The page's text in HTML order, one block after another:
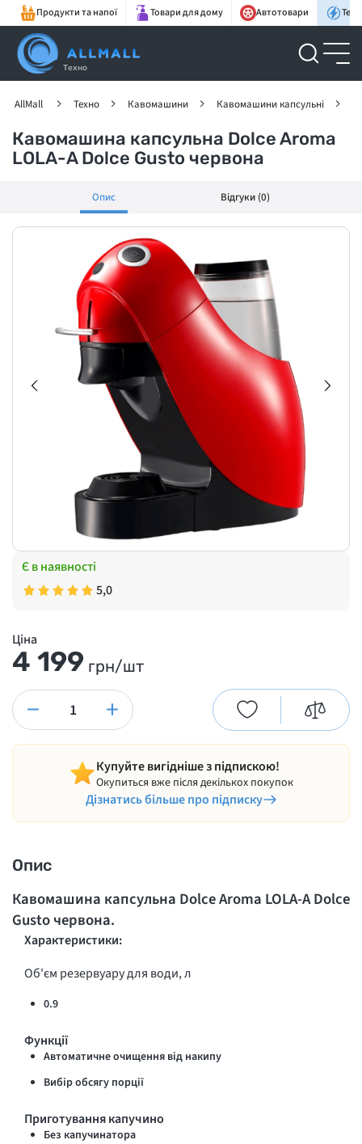
Продукти та напої Товари для дому Автотовари
Техно
AllMall Техно Кавомашини Кавомашини капсульні
Кавомашина капсульна Dolce Aroma
LOLA-A Dolce Gusto червона
Опис Відгуки (0)
Є в наявності
5,0
Ціна
4 199 грн/шт
− +
Купуйте вигідніше з підпискою!
Окупиться вже після декількох покупок
Дізнатись більше про підписку
Опис
Кавомашина капсульна Dolce Aroma LOLA-A Dolce
Gusto червона.
Характеристики:
Об'єм резервуару для води, л
0.9
Функції
Автоматичне очищення від накипу
Вибір обсягу порції
Приготування капучино
Без капучинатора